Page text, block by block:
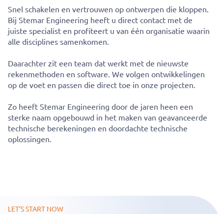
Snel schakelen en vertrouwen op ontwerpen die kloppen.
Bij Stemar Engineering heeft u direct contact met de
juiste specialist en profiteert u van één organisatie waarin
alle disciplines samenkomen.
Daarachter zit een team dat werkt met de nieuwste
rekenmethoden en software. We volgen ontwikkelingen
op de voet en passen die direct toe in onze projecten.
Zo heeft Stemar Engineering door de jaren heen een
sterke naam opgebouwd in het maken van geavanceerde
technische berekeningen en doordachte technische
oplossingen.
LET’S START NOW